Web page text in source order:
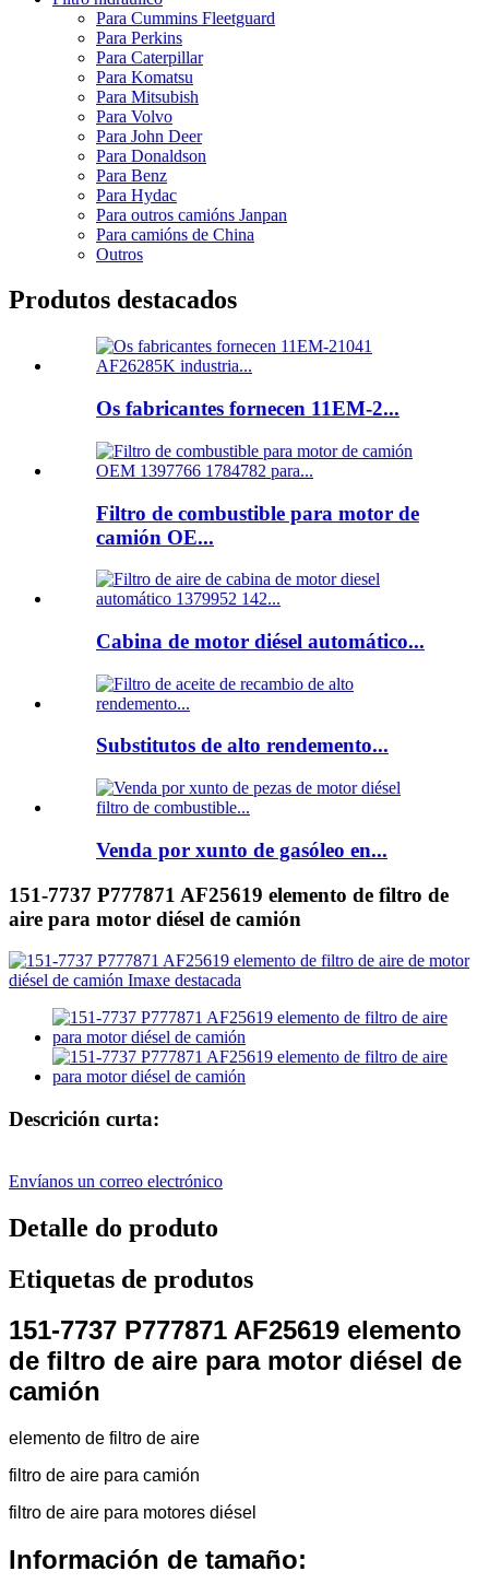
Para Cummins Fleetguard
Para Perkins
Para Caterpillar
Para Komatsu
Para Mitsubish
Para Volvo
Para John Deer
Para Donaldson
Para Benz
Para Hydac
Para outros camións Janpan
Para camións de China
Outros
Produtos destacados
Os fabricantes fornecen 11EM-2...
Filtro de combustible para motor de
camión OE...
Cabina de motor diésel automático...
Substitutos de alto rendemento...
Venda por xunto de gasóleo en...
151-7737 P777871 AF25619 elemento de filtro de
aire para motor diésel de camión
Descrición curta:
Envíanos un correo electrónico
Detalle do produto
Etiquetas de produtos
151-7737 P777871 AF25619 elemento
de filtro de aire para motor diésel de
camión
elemento de filtro de aire
filtro de aire para camión
filtro de aire para motores diésel
Información de tamaño: